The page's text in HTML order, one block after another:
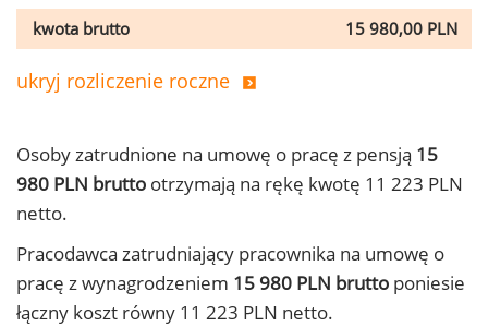
kwota brutto
15 980,00 PLN
ukryj rozliczenie roczne
Osoby zatrudnione na umowę o pracę z pensją 15
980 PLN brutto otrzymają na rękę kwotę 11 223 PLN
netto.
Pracodawca zatrudniający pracownika na umowę o
pracę z wynagrodzeniem 15 980 PLN brutto poniesie
łączny koszt równy 11 223 PLN netto.